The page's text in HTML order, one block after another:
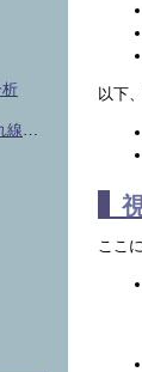
以下
ここ
pukiwikiプラグイン/svggraphs/折れ線グラフ詳細